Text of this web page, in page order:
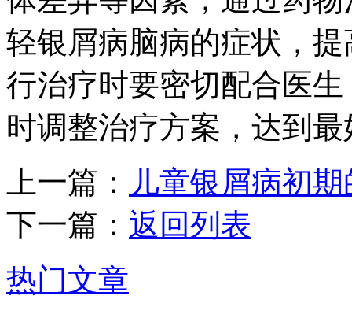
轻银屑病脑病的症状，
行治疗时要密切配合医
时调整治疗方案，达到
上一篇： 儿童银屑病初
下一篇： 返回列表
热门文章